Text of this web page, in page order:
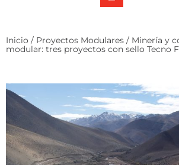
Inicio / Proyectos Modulares / Minería y
modular: tres proyectos con sello Tecno